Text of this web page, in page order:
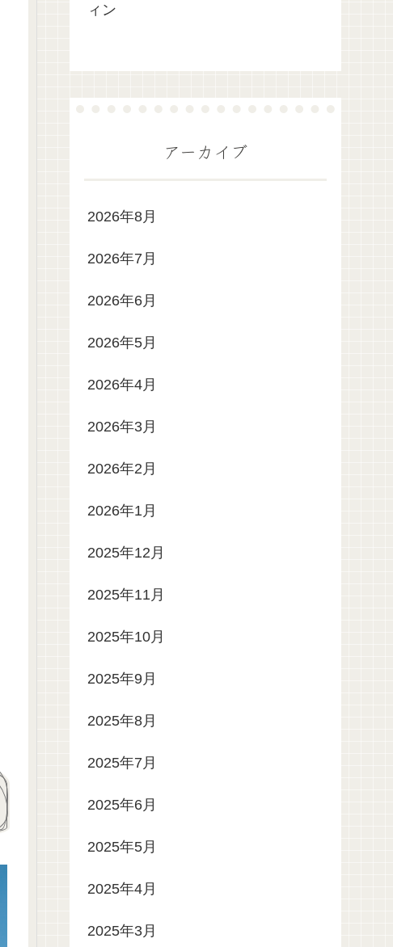
ィン
アーカイブ
2026年8月
2026年7月
2026年6月
2026年5月
2026年4月
2026年3月
2026年2月
2026年1月
2025年12月
2025年11月
2025年10月
2025年9月
2025年8月
2025年7月
2025年6月
2025年5月
2025年4月
2025年3月